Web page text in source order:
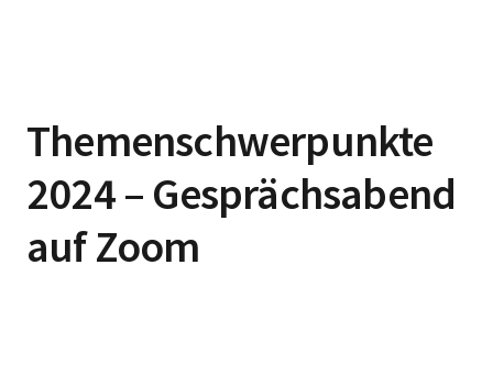
Themenschwerpunkte
2024 – Gesprächsabend
auf Zoom